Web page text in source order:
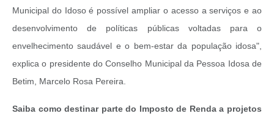
Municipal do Idoso é possível ampliar o acesso a serviços e ao
desenvolvimento de políticas públicas voltadas para o
envelhecimento saudável e o bem-estar da população idosa",
explica o presidente do Conselho Municipal da Pessoa Idosa de
Betim, Marcelo Rosa Pereira.
Saiba como destinar parte do Imposto de Renda a projetos